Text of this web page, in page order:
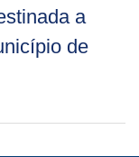
a
de